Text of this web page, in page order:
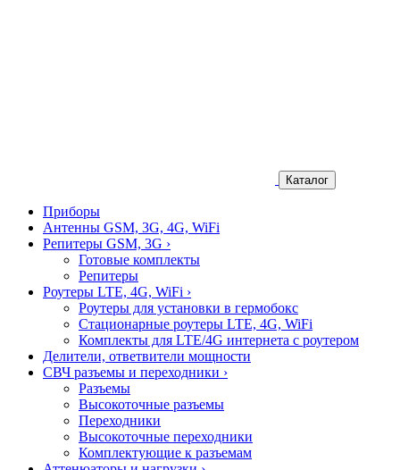
Каталог
Приборы
Антенны GSM, 3G, 4G, WiFi
Репитеры GSM, 3G ›
Готовые комплекты
Репитеры
Роутеры LTE, 4G, WiFi ›
Роутеры для установки в гермобокс
Стационарные роутеры LTE, 4G, WiFi
Комплекты для LTE/4G интернета с роутером
Делители, ответвители мощности
СВЧ разъемы и переходники ›
Разъемы
Высокоточные разъемы
Переходники
Высокоточные переходники
Комплектующие к разъемам